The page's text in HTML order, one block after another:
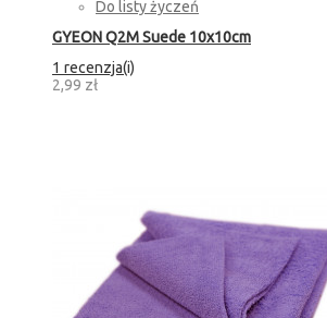
Do listy życzeń
GYEON Q2M Suede 10x10cm
1 recenzja(i)
2,99 zł